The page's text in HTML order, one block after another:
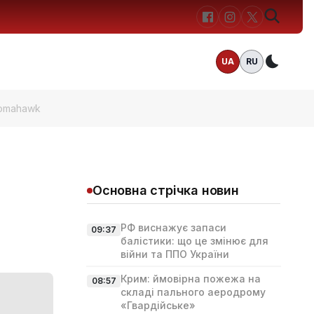
UA RU
Основна стрічка новин
09:37 РФ виснажує запаси
балістики: що це змінює для
війни та ППО України
08:57 Крим: ймовірна пожежа на
складі пального аеродрому
«Гвардійське»